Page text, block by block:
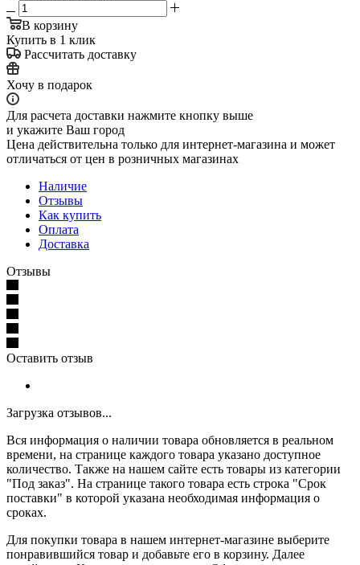
В корзину
Купить в 1 клик
Рассчитать доставку
Хочу в подарок
Для расчета доставки нажмите кнопку выше
и укажите Ваш город
Цена действительна только для интернет-магазина и может
отличаться от цен в розничных магазинах
Наличие
Отзывы
Как купить
Оплата
Доставка
Отзывы
Оставить отзыв
Загрузка отзывов...
Вся информация о наличии товара обновляется в реальном
времени, на странице каждого товара указано доступное
количество. Также на нашем сайте есть товары из категории
"Под заказ". На странице такого товара есть строка "Срок
поставки" в которой указана необходимая информация о
сроках.
Для покупки товара в нашем интернет-магазине выберите
понравившийся товар и добавьте его в корзину. Далее